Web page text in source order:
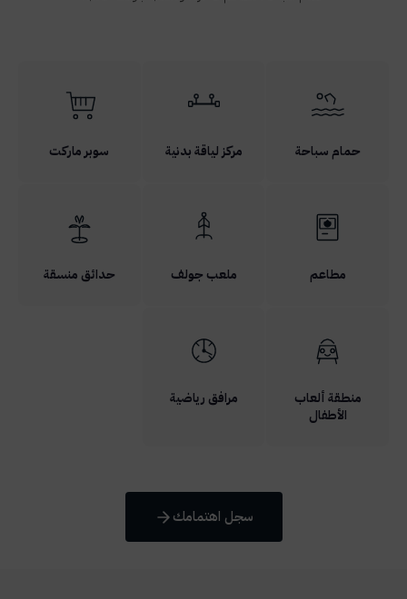
حمام سباحة مركز لياقة بدنية سوبر ماركت
مطاعم ملعب جولف حدائق منسقة
منطقة ألعاب
الأطفال
مرافق رياضية
سجل اهتمامك